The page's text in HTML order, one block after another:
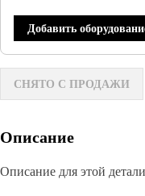
Добавить
СНЯТО С ПРОДАЖИ
Описание
Описание для этой